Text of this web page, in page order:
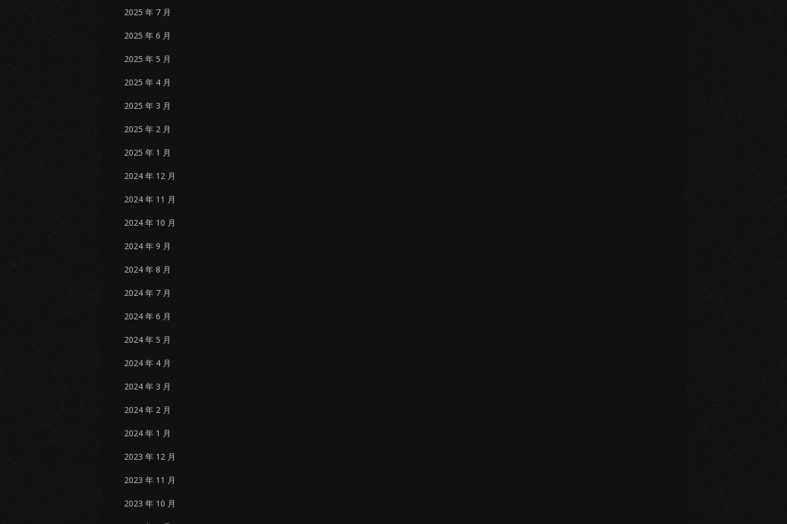
2025 年 7 月
2025 年 6 月
2025 年 5 月
2025 年 4 月
2025 年 3 月
2025 年 2 月
2025 年 1 月
2024 年 12 月
2024 年 11 月
2024 年 10 月
2024 年 9 月
2024 年 8 月
2024 年 7 月
2024 年 6 月
2024 年 5 月
2024 年 4 月
2024 年 3 月
2024 年 2 月
2024 年 1 月
2023 年 12 月
2023 年 11 月
2023 年 10 月